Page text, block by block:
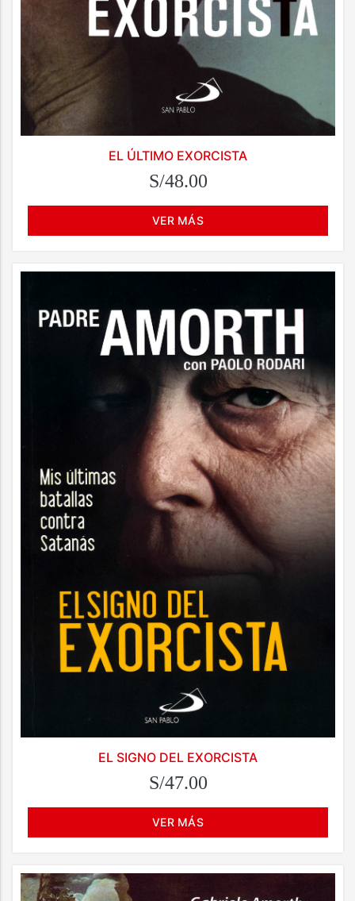
EL ÚLTIMO EXORCISTA
S/48.00
VER MÁS
EL SIGNO DEL EXORCISTA
S/47.00
VER MÁS